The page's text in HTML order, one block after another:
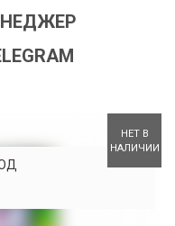
НЕТ В
НАЛИЧИИ